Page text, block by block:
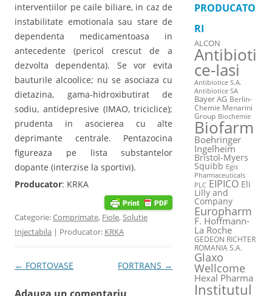
interventiilor pe caile biliare, in caz de
instabilitate emotionala sau stare de
dependenta medicamentoasa in
antecedente (pericol crescut de a
dezvolta dependenta). Se vor evita
bauturile alcoolice; nu se asociaza cu
dietazina, gama-hidroxibutirat de
sodiu, antidepresive (IMAO, triciclice);
prudenta in asocierea cu alte
deprimante centrale. Pentazocina
figureaza pe lista substantelor
dopante (interzise la sportivi).
Producator: KRKA
Categorie:Comprimate, Fiole,Solutie
Injectabila | Producator: KRKA
Post navigation
← FORTOVASE FORTRANS →
PRODUCATO
RI
ALCON
Antibioti
ce-Iasi
Antibiotice S.A.
Antibiotice SA
Bayer AG Berlin-
Chemie Menarini
Group Biochemie
Biofarm
Boehringer
Ingelheim
Bristol-Myers
Squibb Egis
Pharmaceuticals
PLC EIPICO Eli
Lilly and
Company
Europharm
F. Hoffmann-
La Roche
GEDEON RICHTER
ROMANIA S.A.
Glaxo
Wellcome
Hexal Pharma
Institutul